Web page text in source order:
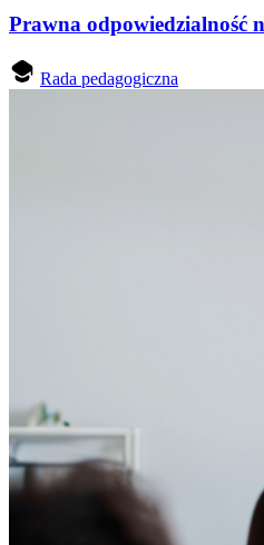
Prawna odpowiedzialność
Rada pedagogiczna